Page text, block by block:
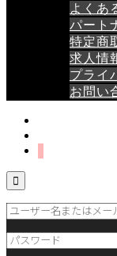
よくあ
パート
特定商
求人情
プライ
お問い
